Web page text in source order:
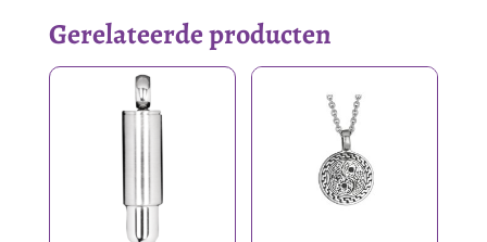
Gerelateerde producten